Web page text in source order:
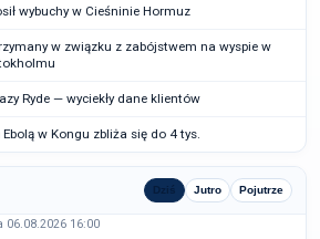
wybuchy w Cieśninie Hormuz
w związku z zabójstwem na wyspie w
Ryde — wyciekły dane klientów
w Kongu zbliża się do 4 tys.
Dziś Jutro Pojutrze
06.08.2026 16:00